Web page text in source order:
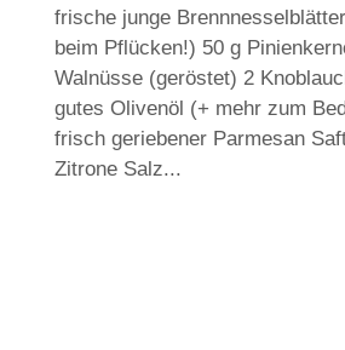
frische junge
beim Pflücken!) 50 g
Walnüsse (geröstet) 2
gutes Olivenöl (+ mehr zum
frisch geriebener Parmesan
Zitrone Salz...